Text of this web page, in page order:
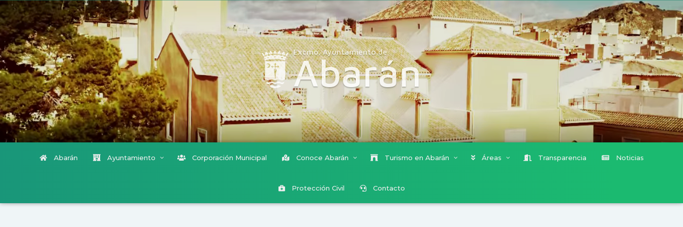
Excmo. Ayuntamiento de
Abarán
Abarán Ayuntamiento Corporación Municipal Conoce Abarán Turismo en Abarán Áreas Transparencia Noticias
Protección Civil Contacto